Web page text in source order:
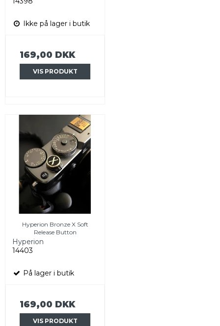
Ikke på lager i butik
169,00 DKK
VIS PRODUKT
Hyperion Bronze X Soft
Release Button
Hyperion
14403
På lager i butik
169,00 DKK
VIS PRODUKT